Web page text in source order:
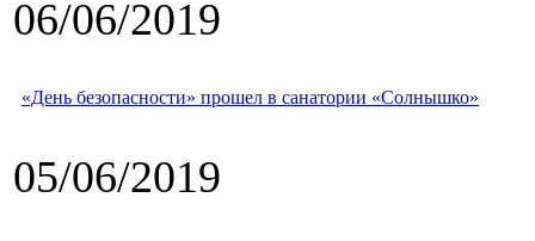
06/06/2019
«День безопасности» прошел в санатории «Солнышко»
05/06/2019